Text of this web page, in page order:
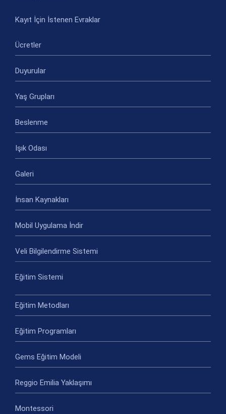
Kayıt İçin İstenen Evraklar
Ücretler
Duyurular
Yaş Grupları
Beslenme
Işık Odası
Galeri
İnsan Kaynakları
Mobil Uygulama İndir
Veli Bilgilendirme Sistemi
Eğitim Sistemi
Eğitim Metodları
Eğitim Programları
Gems Eğitim Modeli
Reggio Emilia Yaklaşımı
Montessori